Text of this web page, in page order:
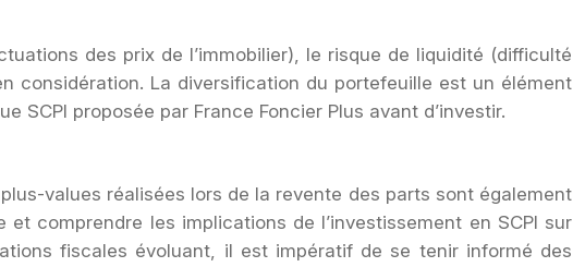
des prix de l’immobilier), le risque de liquidité (difficulté
considération. La diversification du portefeuille est un élément
proposée par France Foncier Plus avant d’investir.
values réalisées lors de la revente des parts sont également
comprendre les implications de l’investissement en SCPI sur
fiscales évoluant, il est impératif de se tenir informé des